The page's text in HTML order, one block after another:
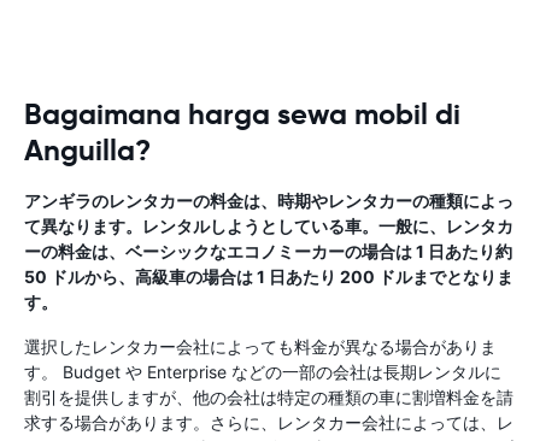
Bagaimana harga sewa mobil di
Anguilla?
アンギラのレンタカーの料金は、時期やレンタカーの種類によっ
て異なります。レンタルしようとしている車。一般に、レンタカ
ーの料金は、ベーシックなエコノミーカーの場合は 1 日あたり約
50 ドルから、高級車の場合は 1 日あたり 200 ドルまでとなりま
す。
選択したレンタカー会社によっても料金が異なる場合がありま
す。 Budget や Enterprise などの一部の会社は長期レンタルに
割引を提供しますが、他の会社は特定の種類の車に割増料金を請
求する場合があります。さらに、レンタカー会社によっては、レ